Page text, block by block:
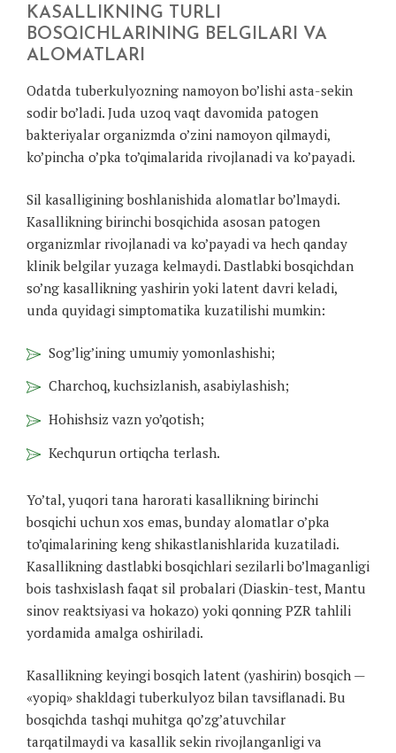
KASALLIKNING TURLI
BOSQICHLARINING BELGILARI VA
ALOMATLARI
Odatda tuberkulyozning namoyon bo’lishi asta-sekin
sodir bo’ladi. Juda uzoq vaqt davomida patogen
bakteriyalar organizmda o’zini namoyon qilmaydi,
ko’pincha o’pka to’qimalarida rivojlanadi va ko’payadi.
Sil kasalligining boshlanishida alomatlar bo’lmaydi.
Kasallikning birinchi bosqichida asosan patogen
organizmlar rivojlanadi va ko’payadi va hech qanday
klinik belgilar yuzaga kelmaydi. Dastlabki bosqichdan
so’ng kasallikning yashirin yoki latent davri keladi,
unda quyidagi simptomatika kuzatilishi mumkin:
Sog’lig’ining umumiy yomonlashishi;
Charchoq, kuchsizlanish, asabiylashish;
Hohishsiz vazn yo’qotish;
Kechqurun ortiqcha terlash.
Yo’tal, yuqori tana harorati kasallikning birinchi
bosqichi uchun xos emas, bunday alomatlar o’pka
to’qimalarining keng shikastlanishlarida kuzatiladi.
Kasallikning dastlabki bosqichlari sezilarli bo’lmaganligi
bois tashxislash faqat sil probalari (Diaskin-test, Mantu
sinov reaktsiyasi va hokazo) yoki qonning PZR tahlili
yordamida amalga oshiriladi.
Kasallikning keyingi bosqich latent (yashirin) bosqich —
«yopiq» shakldagi tuberkulyoz bilan tavsiflanadi. Bu
bosqichda tashqi muhitga qo’zg’atuvchilar
tarqatilmaydi va kasallik sekin rivojlanganligi va